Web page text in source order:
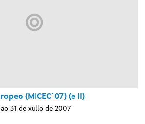
(MICEC´07) (e II)
31 de xullo de 2007